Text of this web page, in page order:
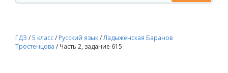
ГДЗ /5 класс/ Русский язык/Ладыженская Баранов
Тростенцова / Часть 2, задание 615